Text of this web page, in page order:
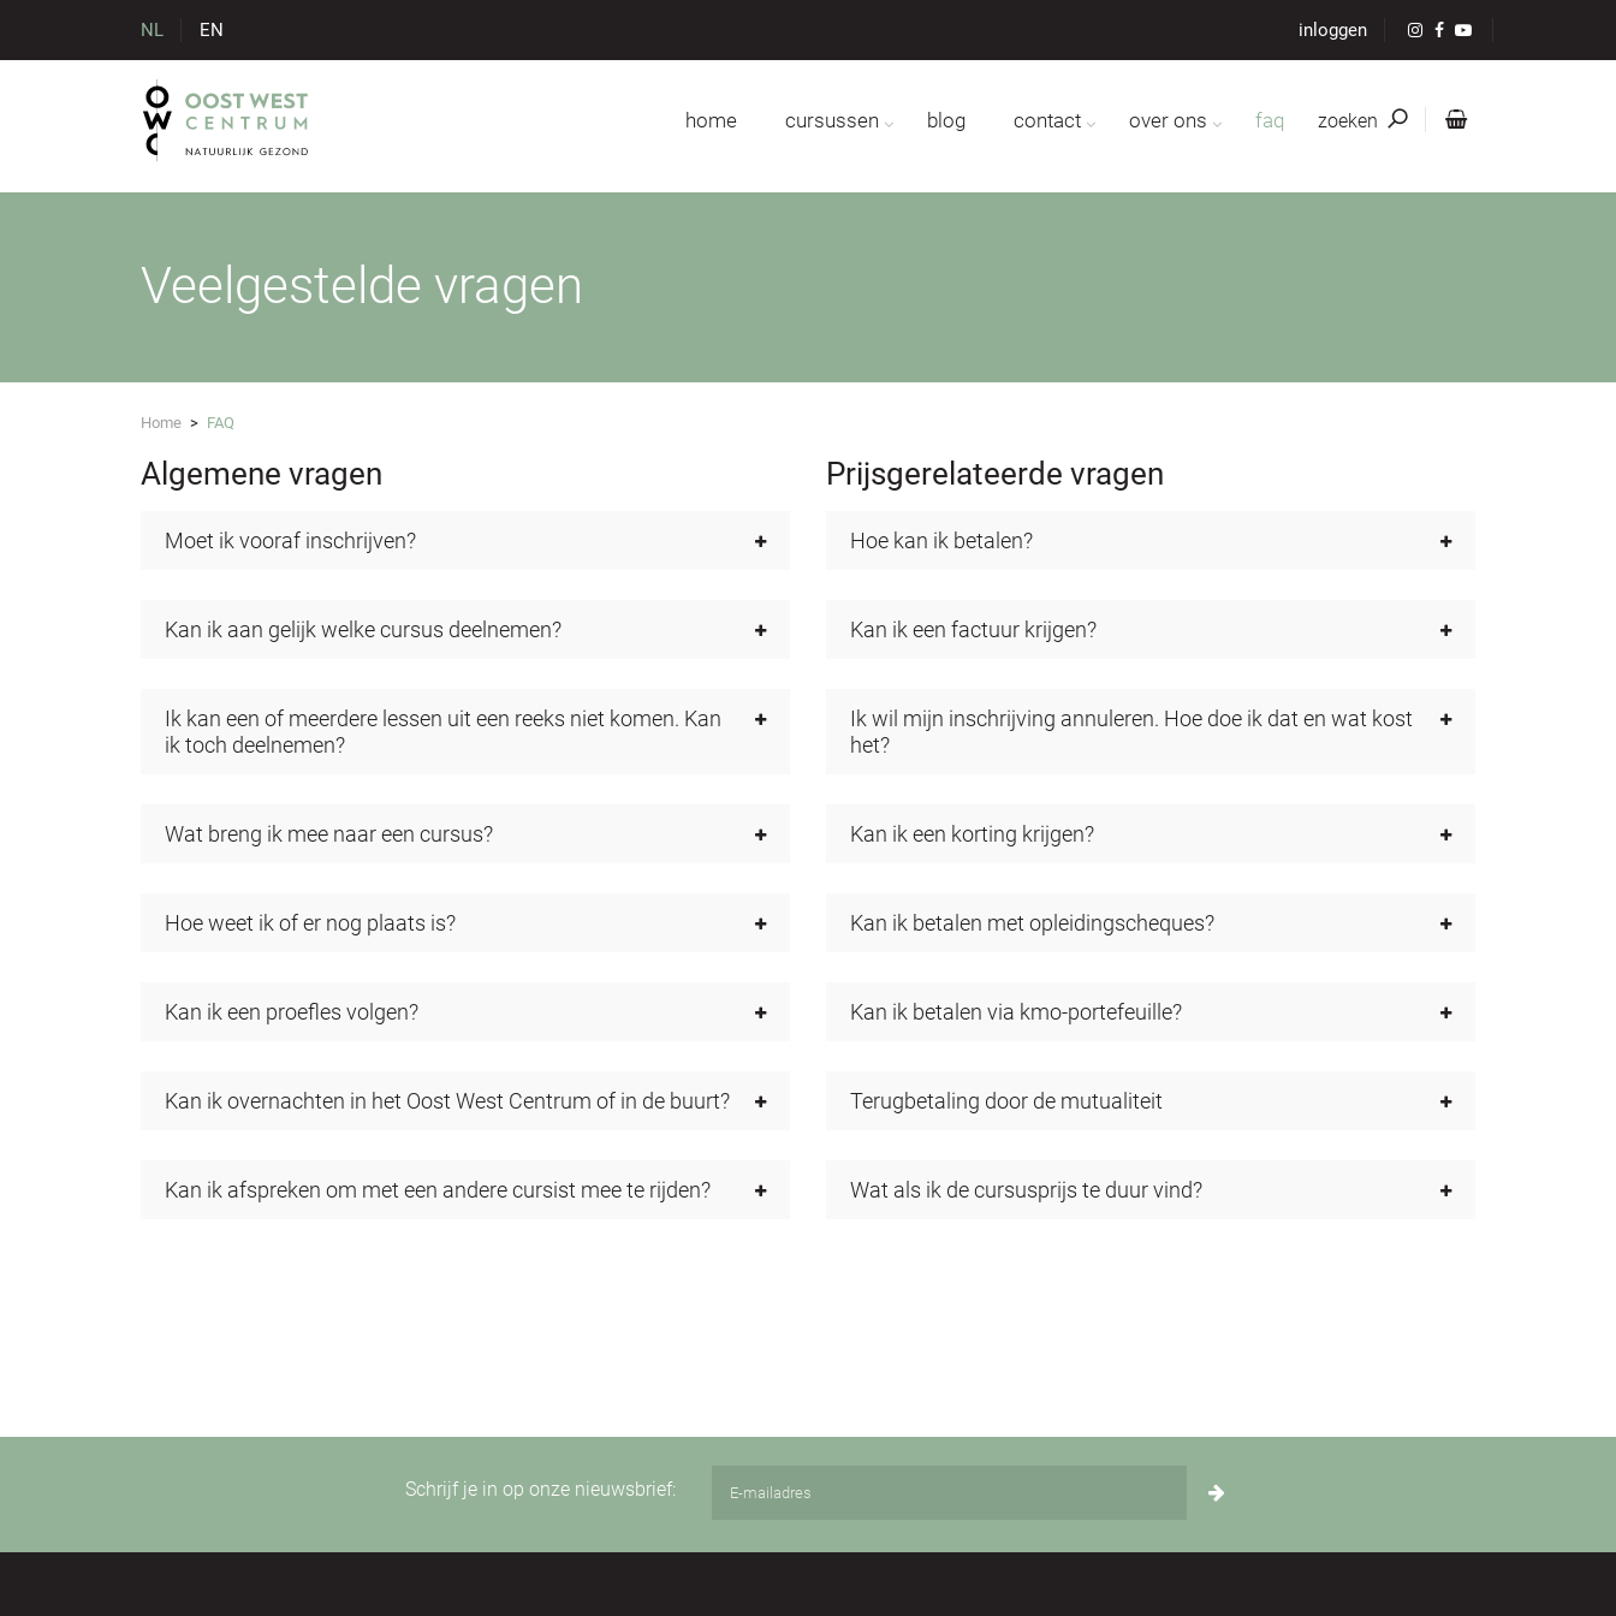
NL EN inloggen
home cursussen blog contact over ons faq zoeken
Veelgestelde vragen
Home > FAQ
Algemene vragen
Moet ik vooraf inschrijven?
Kan ik aan gelijk welke cursus deelnemen?
Ik kan een of meerdere lessen uit een reeks niet komen. Kan
ik toch deelnemen?
Wat breng ik mee naar een cursus?
Hoe weet ik of er nog plaats is?
Kan ik een proefles volgen?
Kan ik overnachten in het Oost West Centrum of in de buurt?
Kan ik afspreken om met een andere cursist mee te rijden?
Prijsgerelateerde vragen
Hoe kan ik betalen?
Kan ik een factuur krijgen?
Ik wil mijn inschrijving annuleren. Hoe doe ik dat en wat kost
het?
Kan ik een korting krijgen?
Kan ik betalen met opleidingscheques?
Kan ik betalen via kmo-portefeuille?
Terugbetaling door de mutualiteit
Wat als ik de cursusprijs te duur vind?
Schrijf je in op onze nieuwsbrief: